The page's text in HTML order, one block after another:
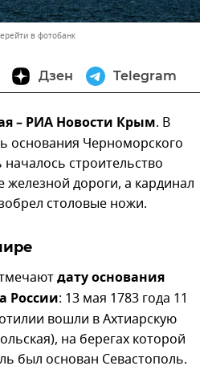
в фотобанк
Дзен Telegram
– РИА Новости Крым. В
основания Черноморского
строительство
дороги, а кардинал
столовые ножи.
дату основания
России: 13 мая 1783 года 11
вошли в Ахтиарскую
на берегах которой
был основан Севастополь.